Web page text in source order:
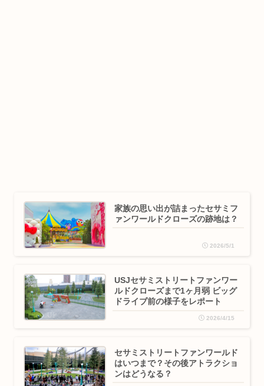
家族の思い出が詰まったセサミフ
ァンワールドクローズの跡地は？
2026/5/1
USJセサミストリートファンワー
ルドクローズまで1ヶ月弱 ビッグ
ドライブ前の様子をレポート
2026/4/15
セサミストリートファンワールド
はいつまで？その後アトラクショ
ンはどうなる？